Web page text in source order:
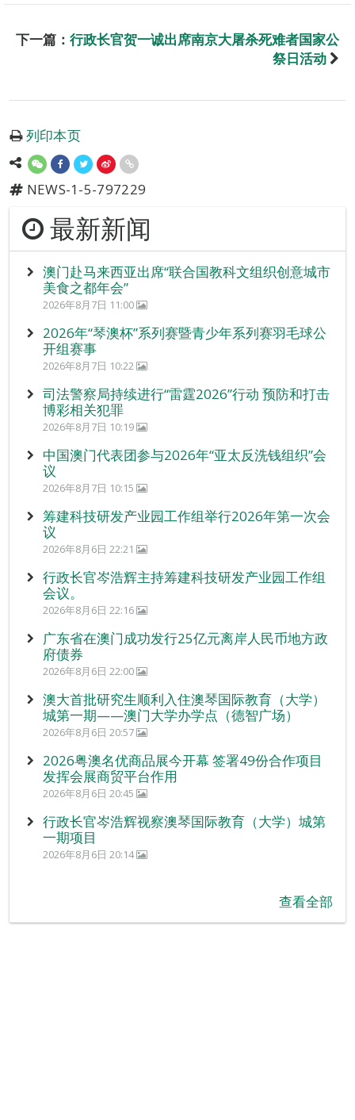
下一篇： 行政长官贺一诚出席南京大屠杀死难者国家公
祭日活动
列印本页
NEWS-1-5-797229
最新新闻
澳门赴马来西亚出席“联合国教科文组织创意城市
美食之都年会”
2026年8月7日 11:00
2026年“琴澳杯”系列赛暨青少年系列赛羽毛球公
开组赛事
2026年8月7日 10:22
司法警察局持续进行“雷霆2026”行动 预防和打击
博彩相关犯罪
2026年8月7日 10:19
中国澳门代表团参与2026年“亚太反洗钱组织”会
议
2026年8月7日 10:15
筹建科技研发产业园工作组举行2026年第一次会
议
2026年8月6日 22:21
行政长官岑浩辉主持筹建科技研发产业园工作组
会议。
2026年8月6日 22:16
广东省在澳门成功发行25亿元离岸人民币地方政
府债券
2026年8月6日 22:00
澳大首批研究生顺利入住澳琴国际教育（大学）
城第一期——澳门大学办学点（德智广场）
2026年8月6日 20:57
2026粤澳名优商品展今开幕 签署49份合作项目
发挥会展商贸平台作用
2026年8月6日 20:45
行政长官岑浩辉视察澳琴国际教育（大学）城第
一期项目
2026年8月6日 20:14
查看全部